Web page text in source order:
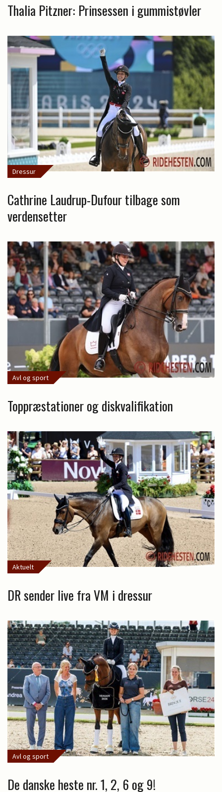
Thalia Pitzner: Prinsessen i gummistøvler
Dressur
Cathrine Laudrup-Dufour tilbage som
verdensetter
Avl og sport
Toppræstationer og diskvalifikation
Aktuelt
DR sender live fra VM i dressur
Avl og sport
De danske heste nr. 1, 2, 6 og 9!